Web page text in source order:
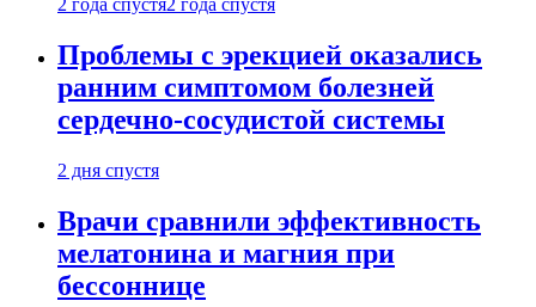
2 года спустя2 года спустя
Проблемы с эрекцией оказались
ранним симптомом болезней
сердечно-сосудистой системы
2 дня спустя
Врачи сравнили эффективность
мелатонина и магния при
бессоннице